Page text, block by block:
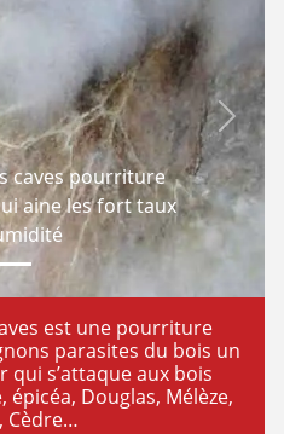
caves pourriture
aine les fort taux
Next
est une pourriture
parasites du bois un
s’attaque aux bois
épicéa, Douglas, Mélèze,
Cèdre…